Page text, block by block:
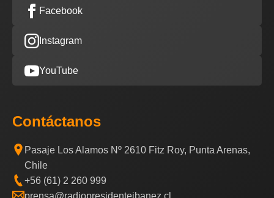
Facebook
Instagram
YouTube
Contáctanos
Pasaje Los Alamos Nº 2610 Fitz Roy, Punta Arenas,
Chile
+56 (61) 2 260 999